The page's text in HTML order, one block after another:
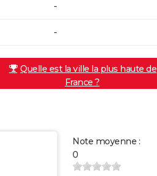
-
-
Quelle est la ville la plus haute de
France ?
Note moyenne :
0